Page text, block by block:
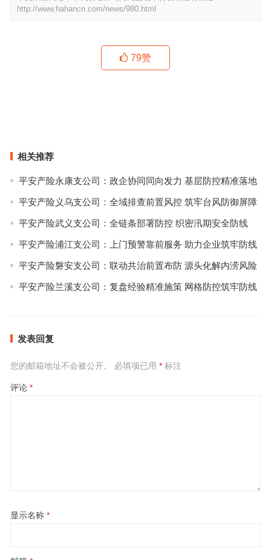
http://www.hahancn.com/news/980.html
79赞
相关推荐
平安产险永康支公司：政企协同同向发力 基层防控精准落地
平安产险义乌支公司：全域排查前置风控 筑牢台风防御屏障
平安产险武义支公司：全链条部署防控 织密汛期安全防线
平安产险浦江支公司：上门预警靠前服务 助力企业筑牢防线
平安产险磐安支公司：联动共治前置布防 源头化解内涝风险
平安产险兰溪支公司：复盘经验精准施策 网格防控筑牢防线
发表回复
您的邮箱地址不会被公开。 必填项已用 *标注
评论 *
显示名称 *